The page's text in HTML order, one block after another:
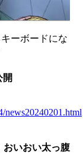
ーボードにな
開
news20240201.html
おいおい太っ腹